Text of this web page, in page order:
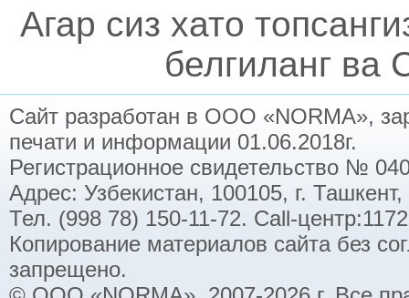
Агар сиз хато
белгиланг ва
Сайт разработан в ООО «NORMA»,
печати и информации 01.06.2018г.
Регистрационное свидетельство №
Адрес: Узбекистан, 100105, г.
Тел. (998 78) 150-11-72. Call-
Копирование материалов сайта без
запрещено.